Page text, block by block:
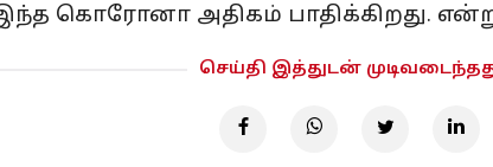
கொரோனா அதிகம் பாதிக்கிறது. என்று
செய்தி இத்துடன்